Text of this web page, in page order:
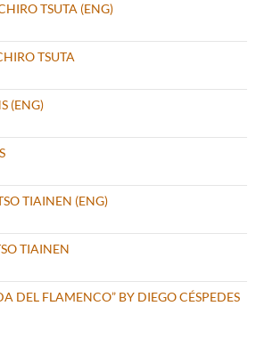
TSUTA (ENG)
TSUTA
(ENG)
TIAINEN (ENG)
TIAINEN
DEL FLAMENCO” BY DIEGO CÉSPEDES